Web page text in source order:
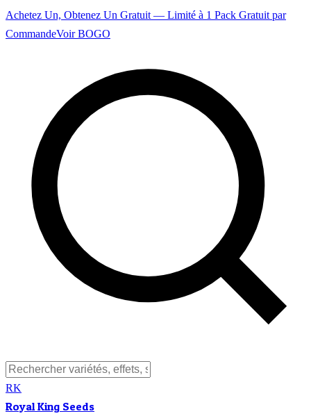
Achetez Un, Obtenez Un Gratuit — Limité à 1 Pack Gratuit par
CommandeVoir BOGO
RK
Royal King Seeds